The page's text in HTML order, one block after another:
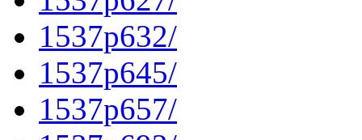
1537p632/
1537p645/
1537p657/